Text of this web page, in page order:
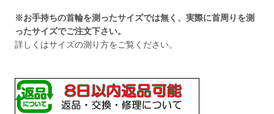
※お手持ちの首輪を測ったサイズでは無く、実際に首周りを測
ったサイズでご注文下さい。
詳しくはサイズの測り方をご覧ください。